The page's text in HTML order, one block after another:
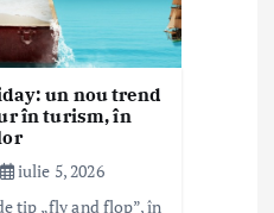
un nou trend
în turism, în
iulie 5, 2026
tip „fly and flop”, în